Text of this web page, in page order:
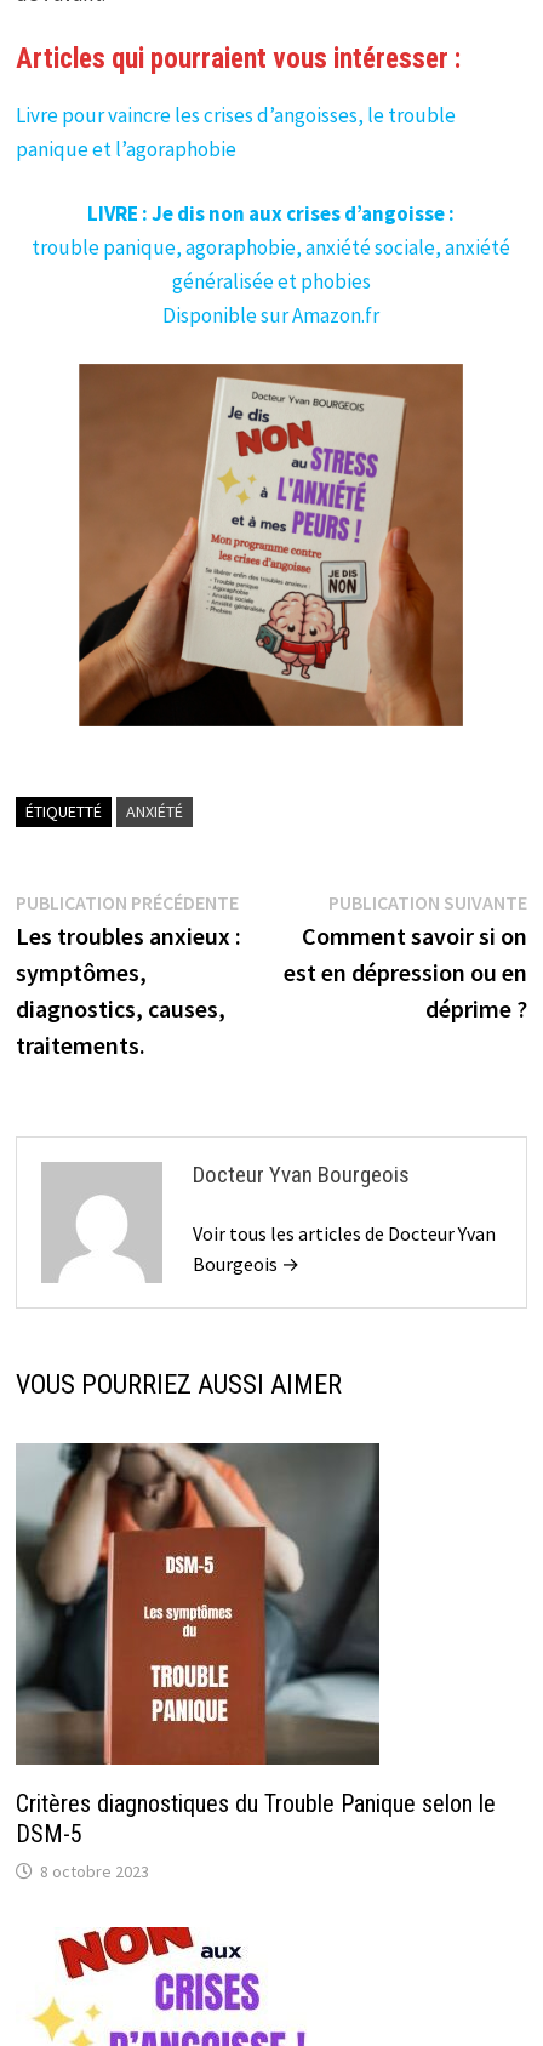
Articles qui pourraient vous intéresser :
Livre pour vaincre les crises d’angoisses, le trouble
panique et l’agoraphobie
LIVRE : Je dis non aux crises d’angoisse :
trouble panique, agoraphobie, anxiété sociale, anxiété
généralisée et phobies
Disponible sur Amazon.fr
ÉTIQUETTÉ ANXIÉTÉ
Navigation
de
l’article
PUBLICATION PRÉCÉDENTEPublication
précédente :
Les troubles anxieux :
symptômes,
diagnostics, causes,
traitements.
PUBLICATION SUIVANTE
Comment savoir si on
est en dépression ou en
déprime ?
Docteur Yvan Bourgeois
Voir tous les articles de Docteur Yvan
Bourgeois →
VOUS POURRIEZ AUSSI AIMER
Critères diagnostiques du Trouble Panique selon le
DSM-5
8 octobre 2023